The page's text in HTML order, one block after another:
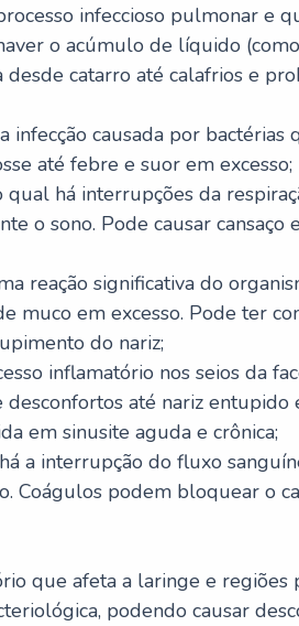
infeccioso pulmonar e
o acúmulo de líquido
desde catarro até calafrios e
infecção causada por bactérias
até febre e suor em excesso;
há interrupções da
o sono. Pode causar cansaço
reação significativa do
muco em excesso. Pode ter
do nariz;
inflamatório nos seios da
até nariz entupido
em sinusite aguda e crônica;
a interrupção do fluxo
Coágulos podem bloquear o
que afeta a laringe e regiões
podendo causar